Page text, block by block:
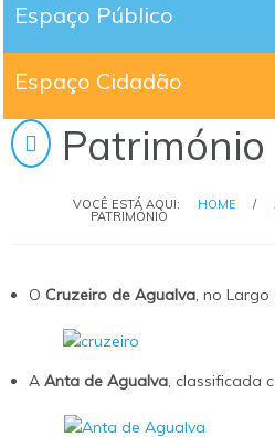
Espaço Público
Espaço Cidadão
Património
VOCÊ ESTÁ AQUI: HOME /
PATRIMÓNIO
O Cruzeiro de Agualva, no Largo
A Anta de Agualva, classificada